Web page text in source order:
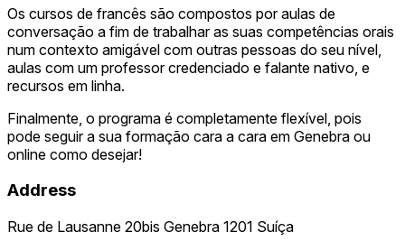
Os cursos de francês são compostos por aulas de
conversação a fim de trabalhar as suas competências orais
num contexto amigável com outras pessoas do seu nível,
aulas com um professor credenciado e falante nativo, e
recursos em linha.
Finalmente, o programa é completamente flexível, pois
pode seguir a sua formação cara a cara em Genebra ou
online como desejar!
Address
Rue de Lausanne 20bis Genebra 1201 Suíça